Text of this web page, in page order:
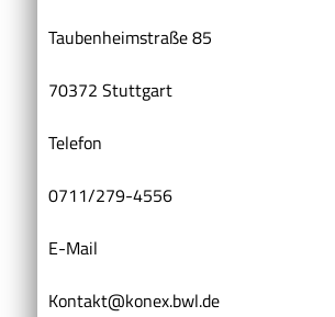
Taubenheimstraße 85
70372 Stuttgart
Telefon
0711/279-4556
E-Mail
Kontakt@konex.bwl.de